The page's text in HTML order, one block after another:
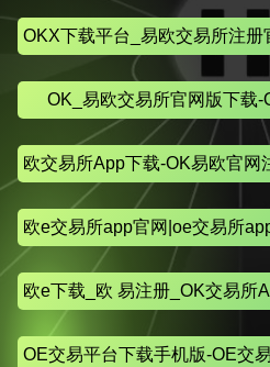
OK_易欧交易所官网版下载